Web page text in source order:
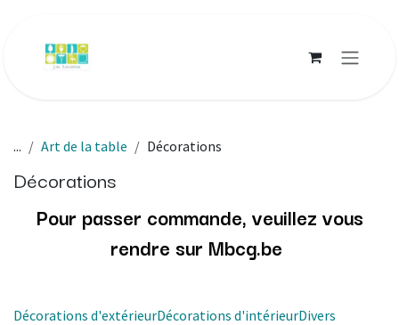
... Art de la table Décorations
Décorations
Pour passer commande, veuillez vous
rendre sur Mbcg.be
Décorations d'extérieurDécorations d'intérieurDivers